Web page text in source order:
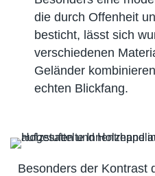
die durch Offenheit
besticht, lässt sich
verschiedenen
Geländer
echten Blickfang.
Besonders der Kontrast